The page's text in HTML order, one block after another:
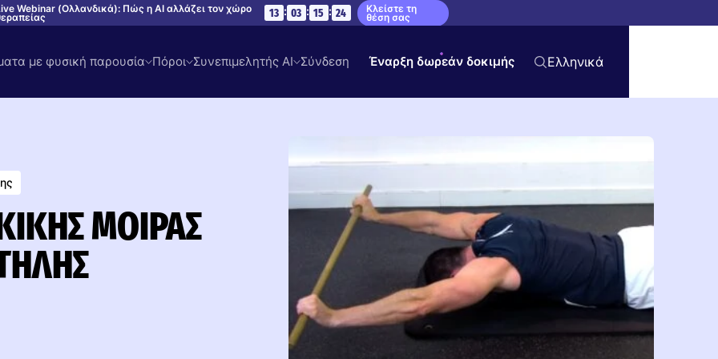
Webinar (Ολλανδικά): Πώς η AI αλλάζει τον χώρο 13 : 03 : 15 : 23 Κλείστε τη
θέση σας
με φυσική παρουσία Πόροι Συνεπιμελητής AI Σύνδεση Έναρξη δωρεάν δοκιμής Ελληνικά
ΜΟΊΡΑΣ